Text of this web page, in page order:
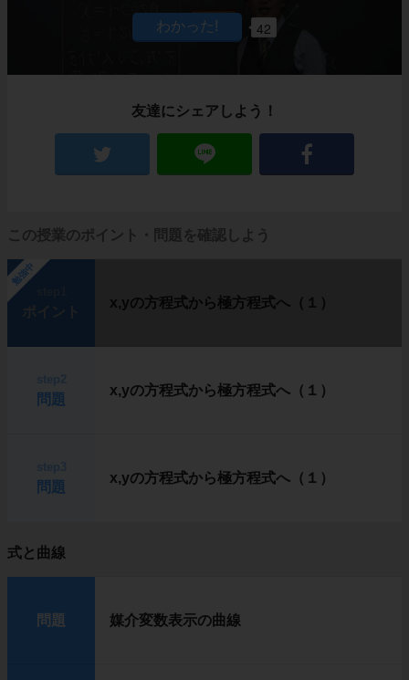
42
友達にシェアしよう！
この授業のポイント・問題を確認しよう
勉強中
x,yの方程式から極方程式へ（１）
問題
x,yの方程式から極方程式へ（１）
問題
x,yの方程式から極方程式へ（１）
式と曲線
問題 媒介変数表示の曲線